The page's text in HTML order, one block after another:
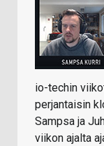
io-techin
perjantaisin
Sampsa ja
viikon ajalta